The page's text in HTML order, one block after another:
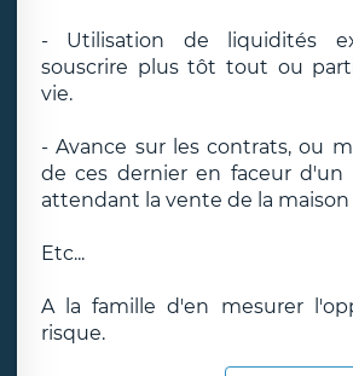
- Utilisation de liquidités
souscrire plus tôt tout ou
vie.
- Avance sur les contrats, ou
de ces dernier en faceur d'un
attendant la vente de la maison
Etc...
A la famille d'en mesurer
risque.